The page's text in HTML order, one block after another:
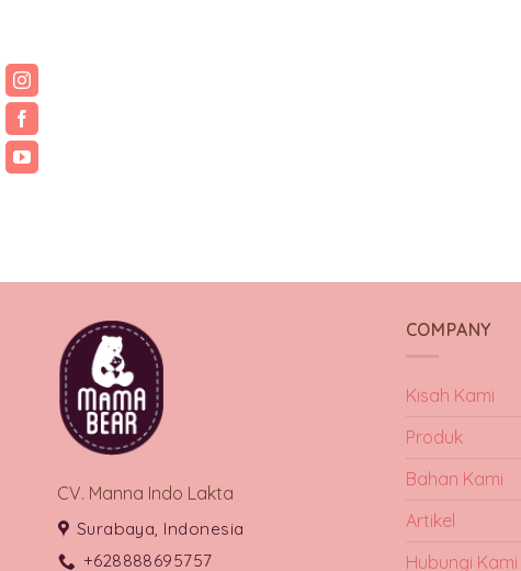
CV. Manna Indo Lakta
Surabaya, Indonesia
+628888695757
COMPANY
Kisah Kami
Produk
Bahan Kami
Artikel
Hubungi Kami